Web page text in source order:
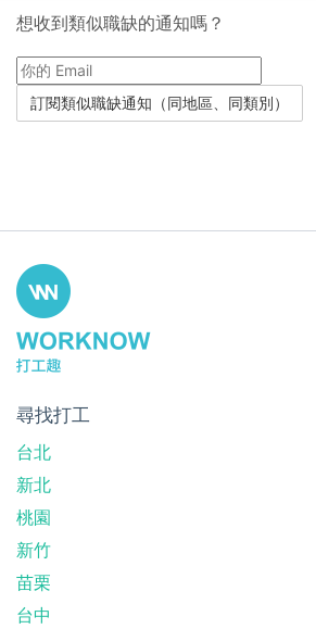
想收到類似職缺的通知嗎？
尋找打工
台北
新北
桃園
新竹
苗栗
台中